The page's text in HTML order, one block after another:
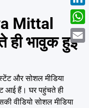
Mittal
ही भावुक हुईं
और सोशल मीडिया
आई हैं। घर पहुंचते ही
वीडियो सोशल मीडिया